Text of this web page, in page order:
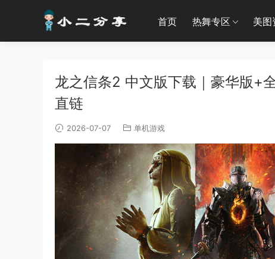
首页 热舞专区 美图
龙之信条2 中文版下载｜豪华版+
直链
2026-07-07 单机游戏